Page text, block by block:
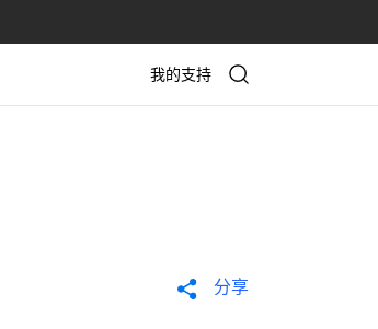
我的支持
分享